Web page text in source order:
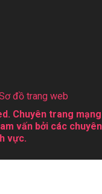
đồ trang web
Chuyên trang mạng
vấn bởi các
vực.